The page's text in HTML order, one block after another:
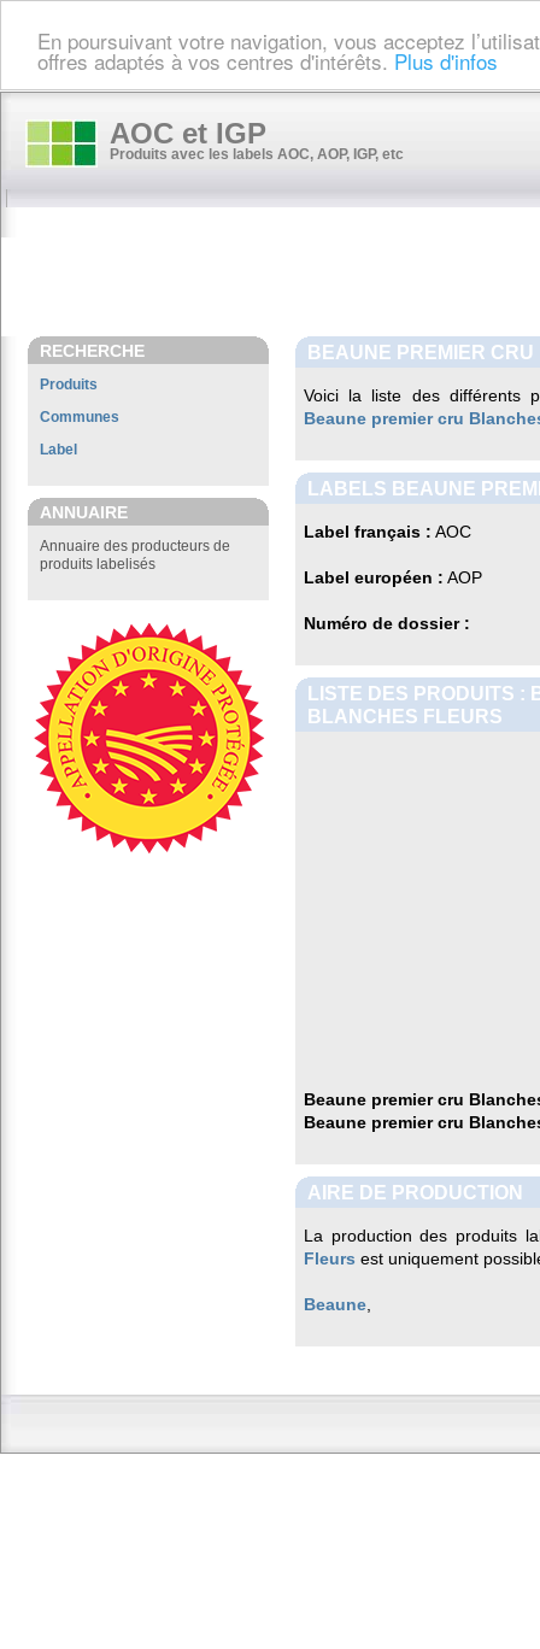
En poursuivant votre navigation, vous acceptez
offres adaptés à vos centres d'intérêts. Plus d'infos
AOC et IGP
Produits avec les labels AOC, AOP, IGP, etc
RECHERCHE
Produits
Communes
Label
ANNUAIRE
Annuaire des producteurs de
produits labelisés
BEAUNE PREMIER
Voici la liste des différents
Beaune premier cru
LABELS BEAUNE
Label français : AOC
Label européen : AOP
Numéro de dossier :
LISTE DES PRODUITS :
BLANCHES FLEURS
Beaune premier cru
Beaune premier cru
AIRE DE PRODUCTION
La production des produits
Fleurs est uniquement
Beaune